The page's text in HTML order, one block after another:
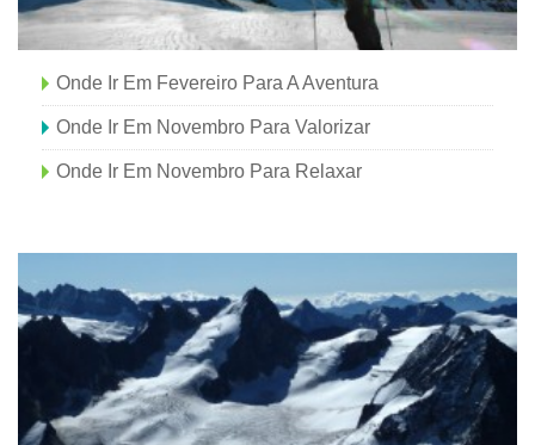
Onde Ir Em Fevereiro Para A Aventura
Onde Ir Em Novembro Para Valorizar
Onde Ir Em Novembro Para Relaxar